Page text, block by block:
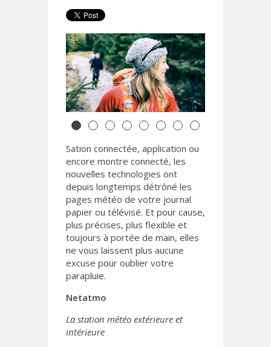
Sation connectée, application ou
encore montre connecté, les
nouvelles technologies ont
depuis longtemps détrôné les
pages météo de votre journal
papier ou télévisé. Et pour cause,
plus précises, plus flexible et
toujours à portée de main, elles
ne vous laissent plus aucune
excuse pour oublier votre
parapluie.
Netatmo
La station météo extérieure et
intérieure